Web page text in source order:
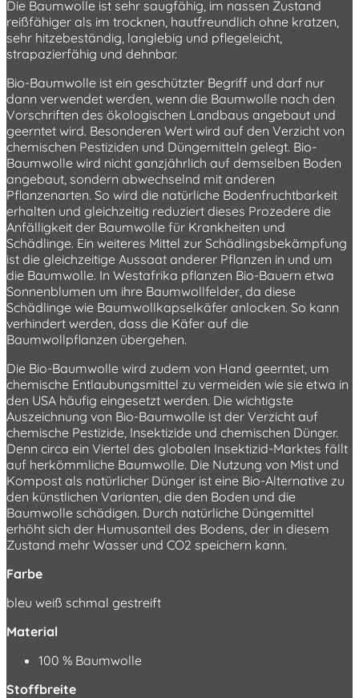
Die Baumwolle ist sehr saugfähig, im nassen Zustand
reißfähiger als im trocknen, hautfreundlich ohne kratzen,
sehr hitzebeständig, langlebig und pflegeleicht,
strapazierfähig und dehnbar.
Bio-Baumwolle ist ein geschützter Begriff und darf nur
dann verwendet werden, wenn die Baumwolle nach den
Vorschriften des ökologischen Landbaus angebaut und
geerntet wird. Besonderen Wert wird auf den Verzicht von
chemischen Pestiziden und Düngemitteln gelegt. Bio-
Baumwolle wird nicht ganzjährlich auf demselben Boden
angebaut, sondern abwechselnd mit anderen
Pflanzenarten. So wird die natürliche Bodenfruchtbarkeit
erhalten und gleichzeitig reduziert dieses Prozedere die
Anfälligkeit der Baumwolle für Krankheiten und
Schädlinge. Ein weiteres Mittel zur Schädlingsbekämpfung
ist die gleichzeitige Aussaat anderer Pflanzen in und um
die Baumwolle. In Westafrika pflanzen Bio-Bauern etwa
Sonnenblumen um ihre Baumwollfelder, da diese
Schädlinge wie Baumwollkapselkäfer anlocken. So kann
verhindert werden, dass die Käfer auf die
Baumwollpflanzen übergehen.
Die Bio-Baumwolle wird zudem von Hand geerntet, um
chemische Entlaubungsmittel zu vermeiden wie sie etwa in
den USA häufig eingesetzt werden. Die wichtigste
Auszeichnung von Bio-Baumwolle ist der Verzicht auf
chemische Pestizide, Insektizide und chemischen Dünger.
Denn circa ein Viertel des globalen Insektizid-Marktes fällt
auf herkömmliche Baumwolle. Die Nutzung von Mist und
Kompost als natürlicher Dünger ist eine Bio-Alternative zu
den künstlichen Varianten, die den Boden und die
Baumwolle schädigen. Durch natürliche Düngemittel
erhöht sich der Humusanteil des Bodens, der in diesem
Zustand mehr Wasser und CO2 speichern kann.
Farbe
bleu weiß schmal gestreift
Material
100 % Baumwolle
Stoffbreite